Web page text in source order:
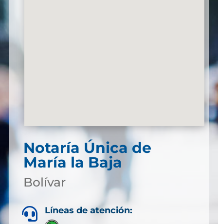
Notaría Única de
María la Baja
Bolívar
 Líneas de atención: